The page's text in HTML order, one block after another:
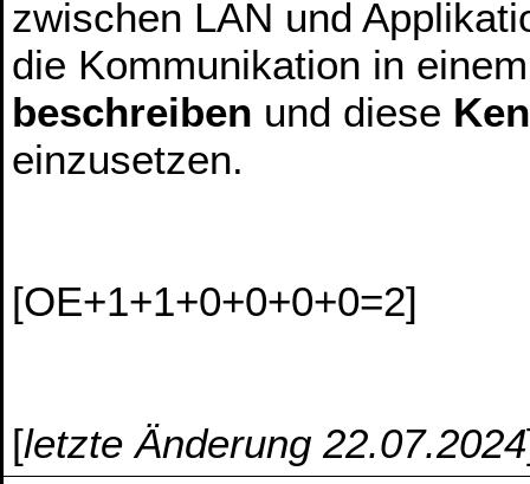
zwischen LAN und
die Kommunikation in
beschreiben und diese
einzusetzen.
[OE+1+1+0+0+0+0=2]
[letzte Änderung 22.07.2024